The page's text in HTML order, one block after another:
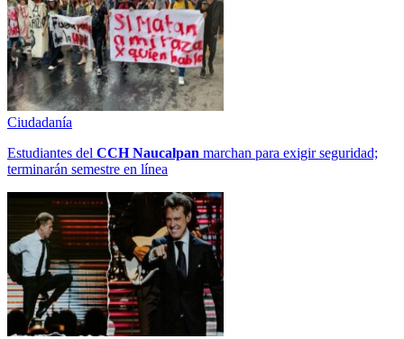
Ciudadanía
Estudiantes del CCH Naucalpan marchan para exigir seguridad;
terminarán semestre en línea